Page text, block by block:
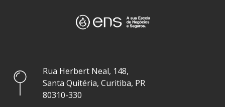
Rua Herbert Neal, 148,
Santa Quitéria, Curitiba, PR
80310-330